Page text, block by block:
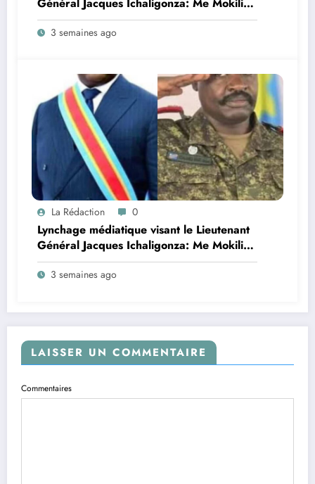
Général Jacques Ichaligonza: Me Mokili
Mungunuti David attend l’intervention
urgente du Chef de l’Etat !
3 semaines ago
La Rédaction 0
Lynchage médiatique visant le Lieutenant
Général Jacques Ichaligonza: Me Mokili
Mungunuti David attend l’intervention
urgente du Chef de l’Etat !
3 semaines ago
LAISSER UN COMMENTAIRE
Commentaires